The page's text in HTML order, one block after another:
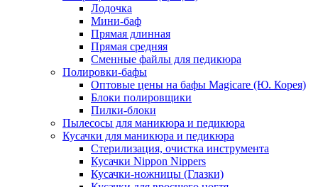
Лодочка
Мини-баф
Прямая длинная
Прямая средняя
Сменные файлы для педикюра
Полировки-бафы
Оптовые цены на бафы Magicare (Ю. Корея)
Блоки полировщики
Пилки-блоки
Пылесосы для маникюра и педикюра
Кусачки для маникюра и педикюра
Стерилизация, очистка инструмента
Кусачки Nippon Nippers
Кусачки-ножницы (Глазки)